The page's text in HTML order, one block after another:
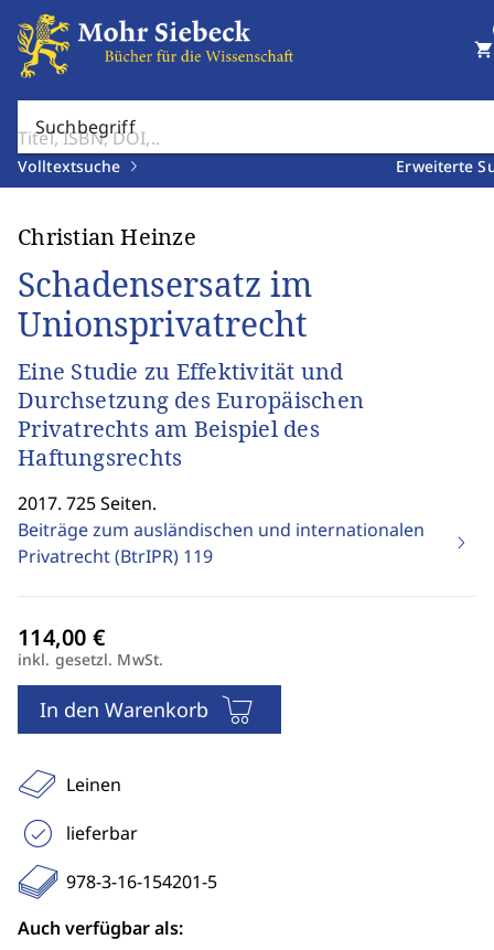
Suchbegriff
Volltextsuche Erweiterte
shopping_cart
Christian Heinze
Schadensersatz im
Unionsprivatrecht
Eine Studie zu Effektivität und
Durchsetzung des Europäischen
Privatrechts am Beispiel des
Haftungsrechts
2017. 725 Seiten.
Beiträge zum ausländischen und internationalen
Privatrecht (BtrIPR) 119
inkl. gesetzl. MwSt.
In den Warenkorb
Leinen
lieferbar
978-3-16-154201-5
Auch verfügbar als: